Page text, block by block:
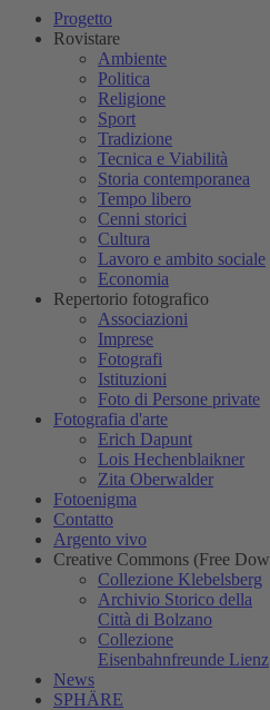
Progetto
Rovistare
Ambiente
Politica
Religione
Sport
Tradizione
Tecnica e Viabilità
Storia contemporanea
Tempo libero
Cenni storici
Cultura
Lavoro e ambito sociale
Economia
Repertorio fotografico
Associazioni
Imprese
Fotografi
Istituzioni
Foto di Persone private
Fotografia d'arte
Erich Dapunt
Lois Hechenblaikner
Zita Oberwalder
Fotoenigma
Contatto
Argento vivo
Creative Commons (Free
Collezione Klebelsberg
Archivio Storico della
Città di Bolzano
Collezione
Eisenbahnfreunde Lienz
News
SPHÄRE